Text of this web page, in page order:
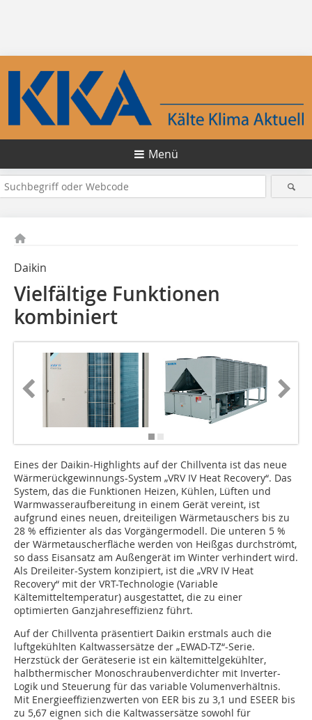
Menü
Daikin
Vielfältige Funktionen
kombiniert
Eines der Daikin-Highlights auf der Chillventa ist das neue
Wärmerückgewinnungs-System „VRV IV Heat Recovery“. Das
System, das die Funktionen Heizen, Kühlen, Lüften und
Warmwasseraufbereitung in einem Gerät vereint, ist
aufgrund eines neuen, dreiteiligen Wärmetauschers bis zu
28 % effizienter als das Vorgängermodell. Die unteren 5 %
der Wärmetauscherfläche werden von Heißgas durchströmt,
so dass Eisansatz am Außengerät im Winter verhindert wird.
Als Dreileiter-System konzipiert, ist die „VRV IV Heat
Recovery“ mit der VRT-Technologie (Variable
Kältemitteltemperatur) ausgestattet, die zu einer
optimierten Ganzjahreseffizienz führt.
Auf der Chillventa präsentiert Daikin erstmals auch die
luftgekühlten Kaltwassersätze der „EWAD-TZ“-Serie.
Herzstück der Geräteserie ist ein kältemittelgekühlter,
halbthermischer Monoschraubenverdichter mit Inverter-
Logik und Steuerung für das variable Volumenverhältnis.
Mit Energieeffizienzwerten von EER bis zu 3,1 und ESEER bis
zu 5,67 eignen sich die Kaltwassersätze sowohl für